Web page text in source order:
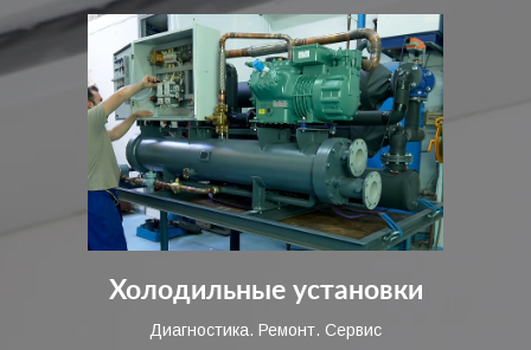
Холодильные установки
Диагностика. Ремонт. Сервис